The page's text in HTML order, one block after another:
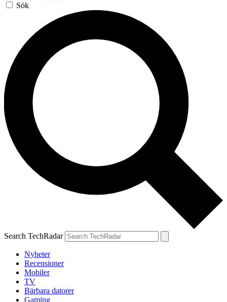
Sök
Search TechRadar
Nyheter
Recensioner
Mobiler
TV
Bärbara datorer
Gaming